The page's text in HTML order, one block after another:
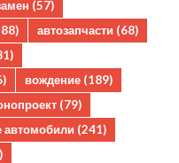
(57)
автозапчасти (68)
вождение (189)
(79)
автомобили (241)